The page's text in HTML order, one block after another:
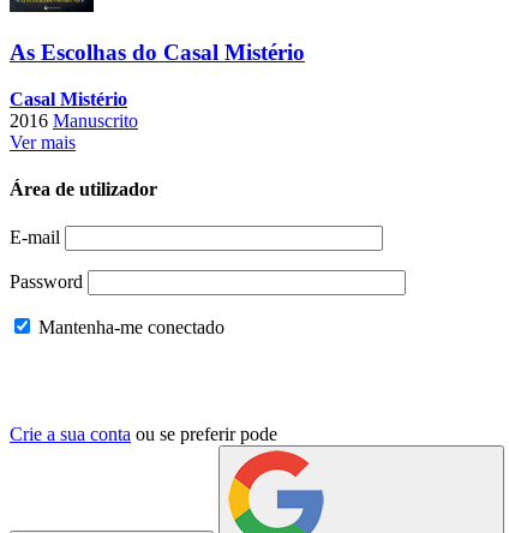
As Escolhas do Casal Mistério
Casal Mistério
2016 Manuscrito
Ver mais
Área de utilizador
E-mail
Password
Mantenha-me conectado
Crie a sua conta ou se preferir pode